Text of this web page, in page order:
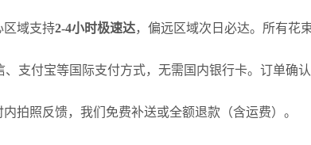
区域支持2-4小时极速达，偏远区域次日必达。所有花
、支付宝等国际支付方式，无需国内银行卡。订单确
拍照反馈，我们免费补送或全额退款（含运费）。